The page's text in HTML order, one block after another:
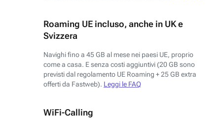
Roaming UE incluso, anche in UK e
Svizzera
Navighi fino a 45 GB al mese nei paesi UE, proprio
come a casa. E senza costi aggiuntivi (20 GB sono
previsti dal regolamento UE Roaming + 25 GB extra
offerti da Fastweb). Leggi le FAQ
WiFi-Calling